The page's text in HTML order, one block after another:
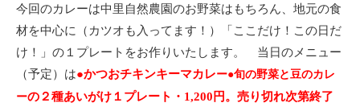
今回のカレーは中里自然農園のお野菜はもちろん、地元の食
材を中心に（カツオも入ってます！）「ここだけ！この日だ
け！」の１プレートをお作りいたします。 当日のメニュー
（予定）は●かつおチキンキーマカレー●旬の野菜と豆のカレ
ーの２種あいがけ１プレート・1,200円。売り切れ次第終了